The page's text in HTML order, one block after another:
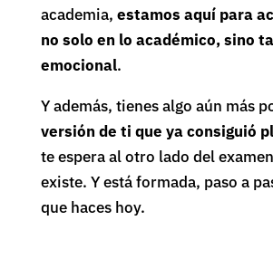
academia, estamos aquí para
no solo en lo académico, sino
emocional.
Y además, tienes algo aún más
versión de ti que ya consiguió
te espera al otro lado del
existe. Y está formada, paso a
que haces hoy.